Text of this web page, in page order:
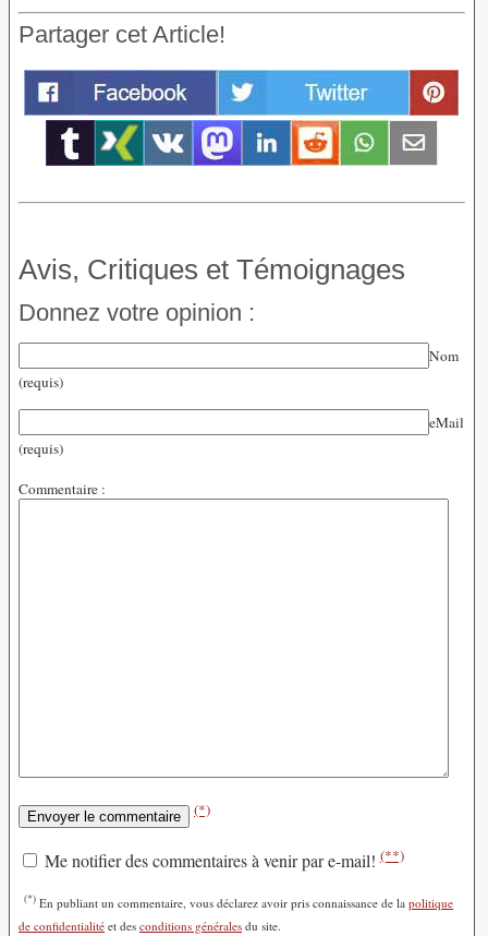
Partager cet Article!
Avis, Critiques et Témoignages
Donnez votre opinion :
Nom
(requis)
eMail
(requis)
Commentaire :
(*)
Me notifier des commentaires à venir par e-mail! (**)
(*) En publiant un commentaire, vous déclarez avoir pris connaissance de la politique
de confidentialité et des conditions générales du site.